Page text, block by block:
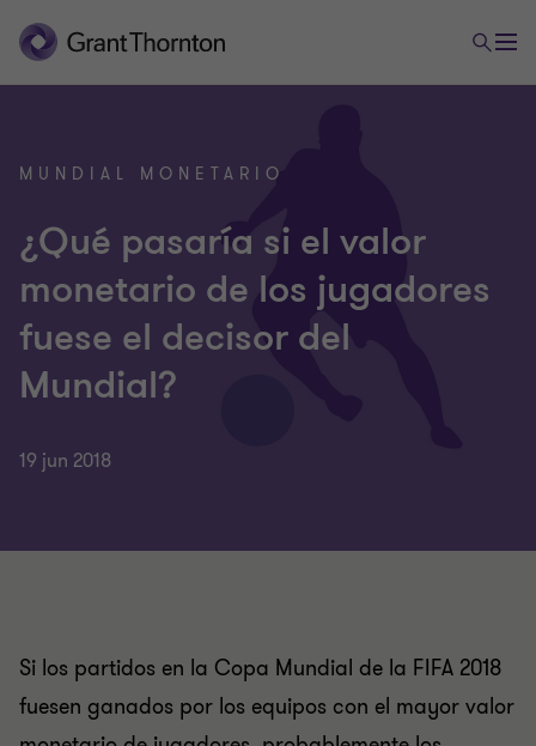
MUNDIAL MONETARIO
¿Qué pasaría si el valor
monetario de los jugadores
fuese el decisor del
Mundial?
19 jun 2018
Si los partidos en la Copa Mundial de la FIFA 2018
fuesen ganados por los equipos con el mayor valor